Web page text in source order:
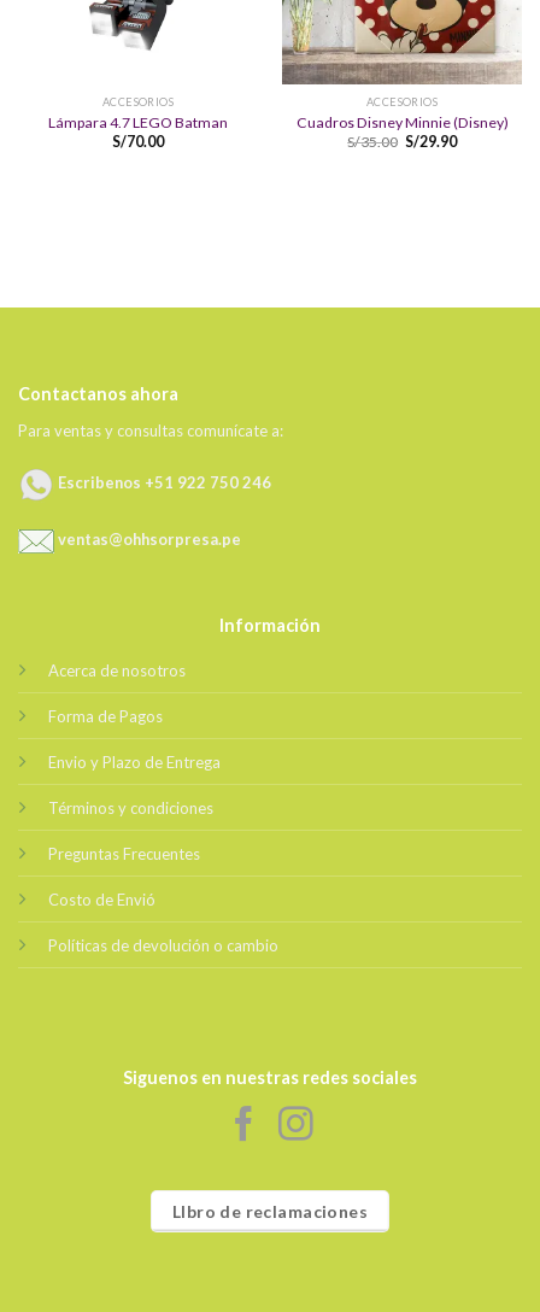
ACCESORIOS
Lámpara 4.7 LEGO Batman
S/70.00
ACCESORIOS
Cuadros Disney Minnie (Disney)
S/35.00 S/29.90
Contactanos ahora
Para ventas y consultas comunícate a:
Escribenos +51 922 750 246
ventas@ohhsorpresa.pe
Información
Acerca de nosotros
Forma de Pagos
Envio y Plazo de Entrega
Términos y condiciones
Preguntas Frecuentes
Costo de Envió
Políticas de devolución o cambio
Siguenos en nuestras redes sociales
LIbro de reclamaciones